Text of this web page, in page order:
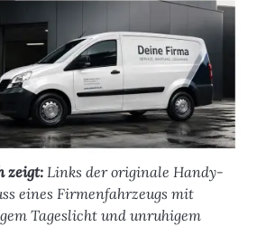
zeigt: Links der originale Handy-
eines Firmenfahrzeugs mit
Tageslicht und unruhigem